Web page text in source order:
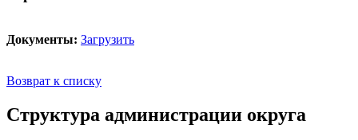
Документы: Загрузить
Возврат к списку
Структура администрации округа